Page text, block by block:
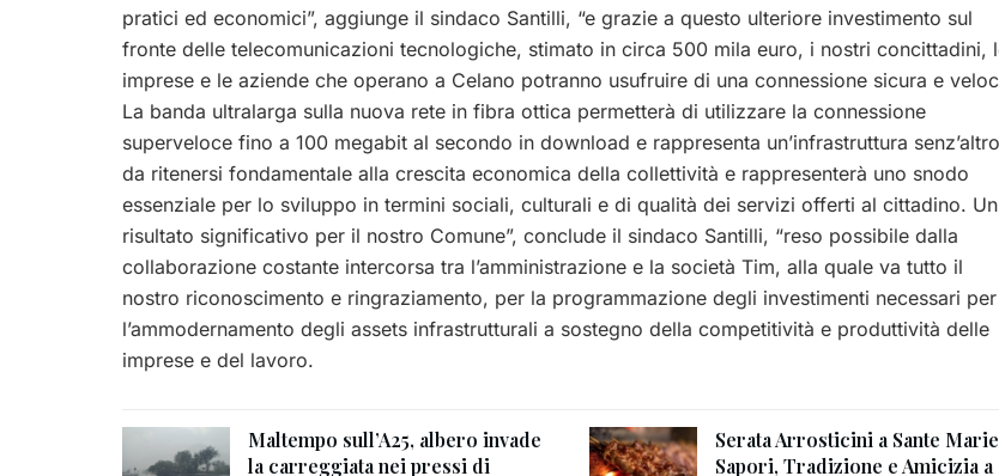
pratici ed economici”, aggiunge il sindaco Santilli, “e grazie a questo ulteriore investimento sul
fronte delle telecomunicazioni tecnologiche, stimato in circa 500 mila euro, i nostri concittadini,
imprese e le aziende che operano a Celano potranno usufruire di una connessione sicura e
La banda ultralarga sulla nuova rete in fibra ottica permetterà di utilizzare la connessione
superveloce fino a 100 megabit al secondo in download e rappresenta un’infrastruttura senz’altro
da ritenersi fondamentale alla crescita economica della collettività e rappresenterà uno snodo
essenziale per lo sviluppo in termini sociali, culturali e di qualità dei servizi offerti al cittadino. Un
risultato significativo per il nostro Comune”, conclude il sindaco Santilli, “reso possibile dalla
collaborazione costante intercorsa tra l’amministrazione e la società Tim, alla quale va tutto il
nostro riconoscimento e ringraziamento, per la programmazione degli investimenti necessari per
l’ammodernamento degli assets infrastrutturali a sostegno della competitività e produttività delle
imprese e del lavoro.
Maltempo sull’A25, albero invade
la carreggiata nei pressi di
Serata Arrosticini a Sante
Sapori, Tradizione e Amicizia a